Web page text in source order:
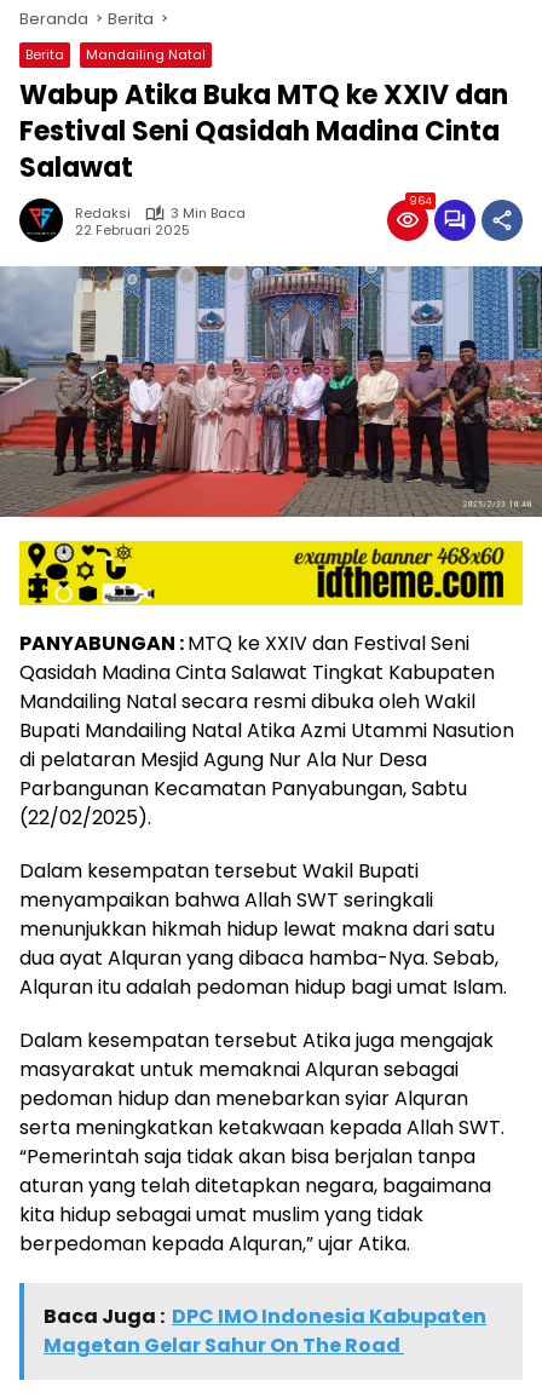
Beranda Berita
Berita Mandailing Natal
Wabup Atika Buka MTQ ke XXIV dan
Festival Seni Qasidah Madina Cinta
Salawat
Redaksi
3 Min Baca
22 Februari 2025
964
PANYABUNGAN :MTQ ke XXIV dan Festival Seni
Qasidah Madina Cinta Salawat Tingkat Kabupaten
Mandailing Natal secara resmi dibuka oleh Wakil
Bupati Mandailing Natal Atika Azmi Utammi Nasution
di pelataran Mesjid Agung Nur Ala Nur Desa
Parbangunan Kecamatan Panyabungan, Sabtu
(22/02/2025).
Dalam kesempatan tersebut Wakil Bupati
menyampaikan bahwa Allah SWT seringkali
menunjukkan hikmah hidup lewat makna dari satu
dua ayat Alquran yang dibaca hamba-Nya. Sebab,
Alquran itu adalah pedoman hidup bagi umat Islam.
Dalam kesempatan tersebut Atika juga mengajak
masyarakat untuk memaknai Alquran sebagai
pedoman hidup dan menebarkan syiar Alquran
serta meningkatkan ketakwaan kepada Allah SWT.
“Pemerintah saja tidak akan bisa berjalan tanpa
aturan yang telah ditetapkan negara, bagaimana
kita hidup sebagai umat muslim yang tidak
berpedoman kepada Alquran,” ujar Atika.
Baca Juga : DPC IMO Indonesia Kabupaten
Magetan Gelar Sahur On The Road